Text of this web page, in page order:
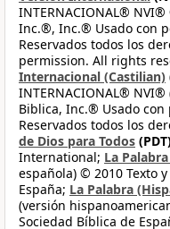
INTERNACIONAL®
Inc.®, Inc.® Usado con
Reservados todos los
permission. All rights
Internacional (Castilian)
INTERNACIONAL®
Biblica, Inc.® Usado
Reservados todos los
de Dios para Todos
International; La
española) © 2010 Texto
España; La Palabra
(versión
Sociedad Bíblica de